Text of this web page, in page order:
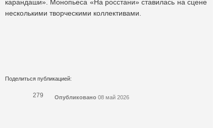
карандаши». Монопьеса «На росстани» ставилась на сцене
несколькими творческими коллективами.
Поделиться публикацией:
279 Опубликовано 08 май 2026